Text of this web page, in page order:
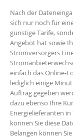
Nach der
sich nur noch für
günstige Tarife,
Angebot hat sowie
Stromversorgers
einfach das Online-
lediglich einige
Auftrag gegeben
dazu ebenso Ihre
Energielieferanten
können Sie diese
Belangen können